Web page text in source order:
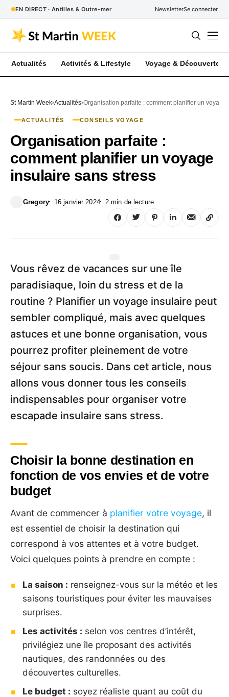
EN DIRECT · Antilles & Outre-mer NewsletterSe connecter
Actualités Activités & Lifestyle Voyage & Découverte
St Martin Week Actualités Organisation parfaite : comment planifier un voyage
ACTUALITÉS CONSEILS VOYAGE
Organisation parfaite :
comment planifier un voyage
insulaire sans stress
Gregory 16 janvier 2024 2 min de lecture
Vous rêvez de vacances sur une île
paradisiaque, loin du stress et de la
routine ? Planifier un voyage insulaire peut
sembler compliqué, mais avec quelques
astuces et une bonne organisation, vous
pourrez profiter pleinement de votre
séjour sans soucis. Dans cet article, nous
allons vous donner tous les conseils
indispensables pour organiser votre
escapade insulaire sans stress.
Choisir la bonne destination en
fonction de vos envies et de votre
budget
Avant de commencer à planifier votre voyage, il
est essentiel de choisir la destination qui
correspond à vos attentes et à votre budget.
Voici quelques points à prendre en compte :
La saison : renseignez-vous sur la météo et les
saisons touristiques pour éviter les mauvaises
surprises.
Les activités : selon vos centres d’intérêt,
privilégiez une île proposant des activités
nautiques, des randonnées ou des
découvertes culturelles.
Le budget : soyez réaliste quant au coût du